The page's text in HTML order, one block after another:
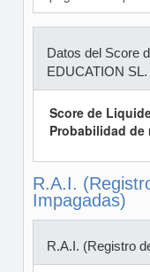
Datos del Score
EDUCATION SL.
Score de
Probabilidad
R.A.I.
Impagadas)
R.A.I. (Registro